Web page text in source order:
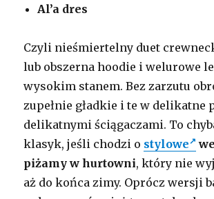
Al’a dres
Czyli nieśmiertelny duet
lub obszerna hoodie i welurowe
wysokim stanem. Bez zarzutu
zupełnie gładkie i te w delikatne
delikatnymi ściągaczami. To
klasyk, jeśli chodzi o stylowe
piżamy w hurtowni, który nie
aż do końca zimy. Oprócz wersji